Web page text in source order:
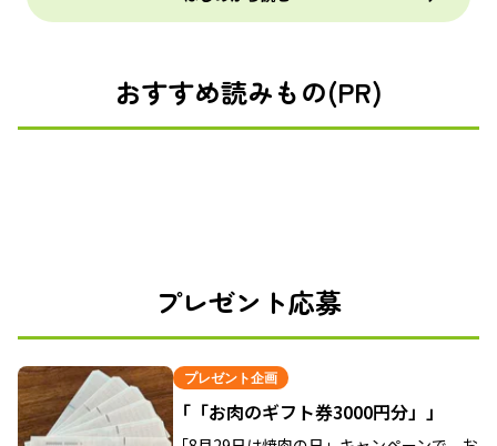
おすすめ読みもの(PR)
プレゼント応募
プレゼント企画
「「お肉のギフト券3000円分」」